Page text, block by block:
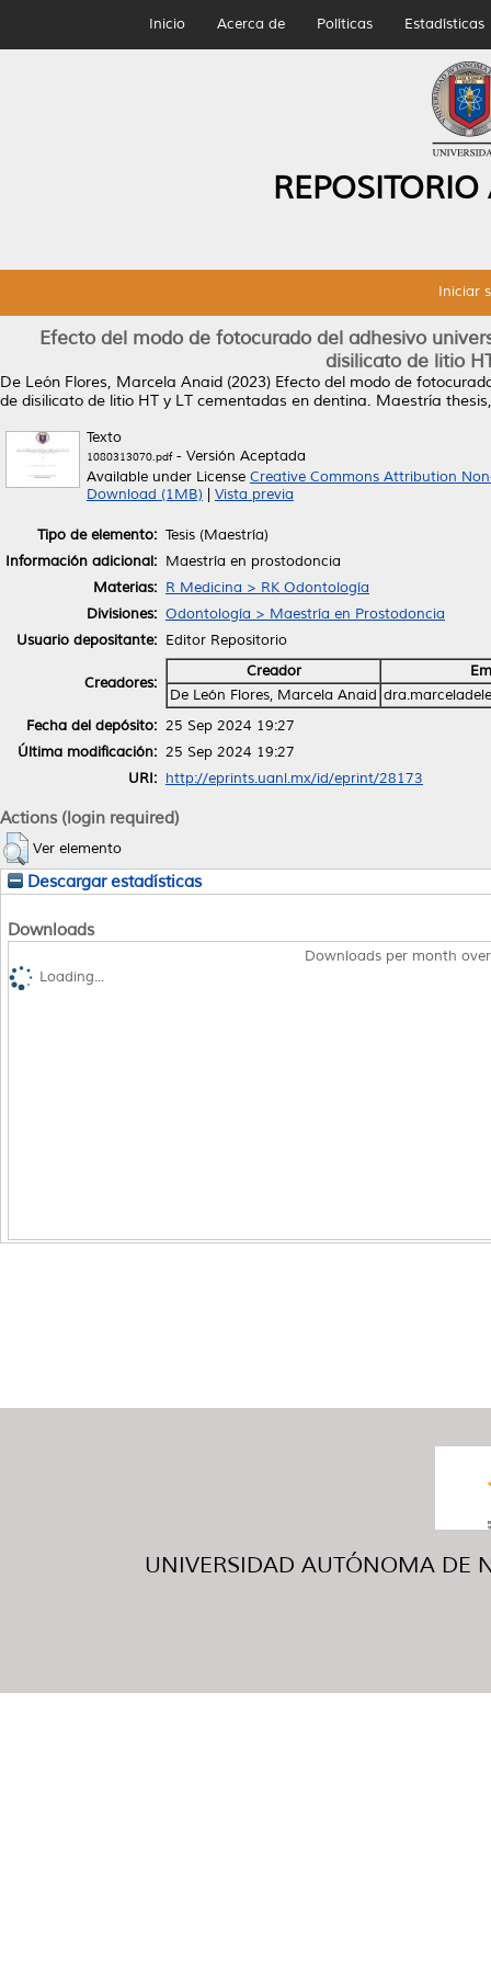
Inicio Acerca de Políticas Estadísticas
Iniciar
Efecto del modo de fotocurado del adhesivo
disilicato de litio
De León Flores, Marcela Anaid (2023) Efecto del modo de
de disilicato de litio HT y LT cementadas en dentina. Maestría
Texto
1080313070.pdf- Versión Aceptada
Available under License Creative Commons Attribution
Download (1MB)
Vista previa
Tipo de elemento: Tesis (Maestría)
Información adicional: Maestría en prostodoncia
Materias: R Medicina > RK Odontología
Divisiones: Odontología > Maestría en Prostodoncia
Usuario depositante: Editor Repositorio
Creadores:
Creador
De León Flores, Marcela Anaid
Fecha del depósito: 25 Sep 2024 19:27
Última modificación: 25 Sep 2024 19:27
URI: http://eprints.uanl.mx/id/eprint/28173
Actions (login required)
Ver elemento
Descargar estadísticas
Downloads
Downloads per month
Loading...
UNIVERSIDAD AUTÓNOMA DE